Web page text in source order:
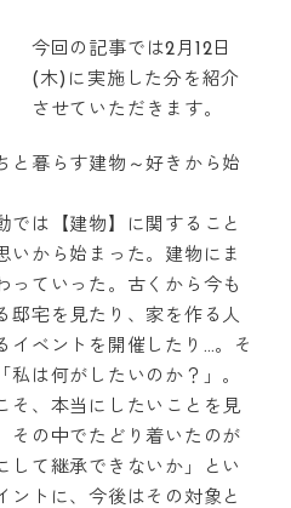
今回の記事では2月12日
(木)に実施した分を紹介
させていただきます。
と暮らす建物～好きから始
では【建物】に関すること
いから始まった。建物にま
っていった。古くから今も
邸宅を見たり、家を作る人
イベントを開催したり…。そ
私は何がしたいのか？」。
そ、本当にしたいことを見
その中でたどり着いたのが
して継承できないか」とい
ントに、今後はその対象と